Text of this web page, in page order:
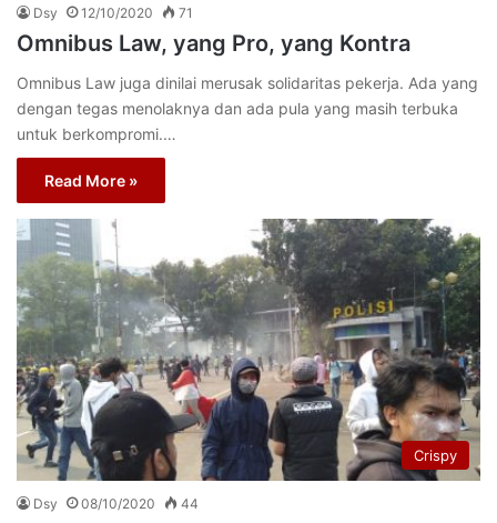
Dsy 12/10/2020 71
Omnibus Law, yang Pro, yang Kontra
Omnibus Law juga dinilai merusak solidaritas pekerja. Ada yang
dengan tegas menolaknya dan ada pula yang masih terbuka
untuk berkompromi.…
Read More »
Crispy
Dsy 08/10/2020 44